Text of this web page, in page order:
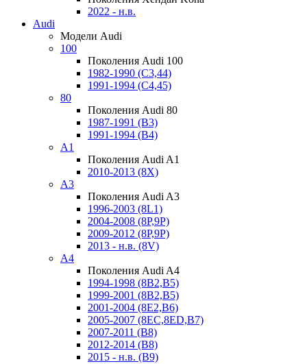
2022 - н.в.
Audi
Модели Audi
100
Поколения Audi 100
1982-1990 (С3,44)
1991-1994 (С4,45)
80
Поколения Audi 80
1987-1991 (B3)
1991-1994 (B4)
A1
Поколения Audi A1
2010-2013 (8X)
A3
Поколения Audi A3
1996-2003 (8L1)
2004-2008 (8P,9P)
2009-2012 (8P,9P)
2013 - н.в. (8V)
A4
Поколения Audi A4
1994-1998 (8B2,B5)
1999-2001 (8B2,B5)
2001-2004 (8E2,B6)
2005-2007 (8EC,8ED,B7)
2007-2011 (B8)
2012-2014 (B8)
2015 - н.в. (B9)